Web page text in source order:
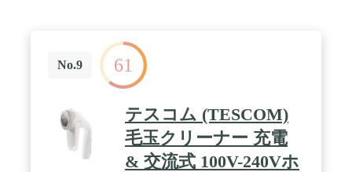
No.9 61
テスコム (TESCOM)
毛玉クリーナー 充電
& 交流式 100V-240Vホ